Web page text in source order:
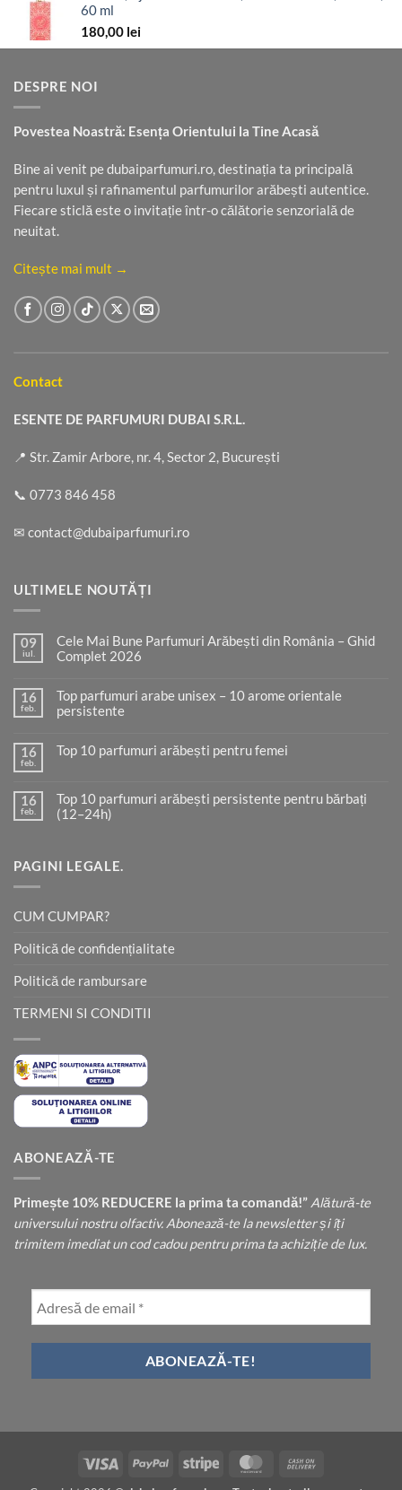
60 ml
180,00 lei
DESPRE NOI
Povestea Noastră: Esența Orientului la Tine Acasă
Bine ai venit pe dubaiparfumuri.ro, destinația ta principală
pentru luxul și rafinamentul parfumurilor arăbești autentice.
Fiecare sticlă este o invitație într-o călătorie senzorială de
neuitat.
Citește mai mult →
Contact
ESENTE DE PARFUMURI DUBAI S.R.L.
📍 Str. Zamir Arbore, nr. 4, Sector 2, București
📞 0773 846 458
✉ contact@dubaiparfumuri.ro
ULTIMELE NOUTĂȚI
09
iul.
Cele Mai Bune Parfumuri Arăbești din România – Ghid
Complet 2026
la
Cele
Mai
Arăbești
Complet
2026
16
feb.
Top parfumuri arabe unisex – 10 arome orientale
persistente
la
unisex
–
10
16
feb.
Top 10 parfumuri arăbești pentru femei
Top
10
parfumuri
16
feb.
Top 10 parfumuri arăbești persistente pentru bărbați
(12–24h)
Top
10
pentru
24h)
PAGINI LEGALE.
CUM CUMPAR?
Politică de confidențialitate
Politică de rambursare
TERMENI SI CONDITII
ABONEAZĂ-TE
Primește 10% REDUCERE la prima ta comandă!” Alătură-te
universului nostru olfactiv. Abonează-te la newsletter și îți
trimitem imediat un cod cadou pentru prima ta achiziție de lux.
Visa PayPal Stripe MasterCard